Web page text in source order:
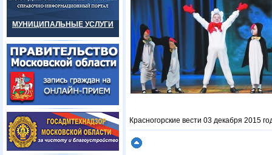
МУНИЦИПАЛЬНЫЕ УСЛУГИ
Красногорские вести 03 декабря 2015